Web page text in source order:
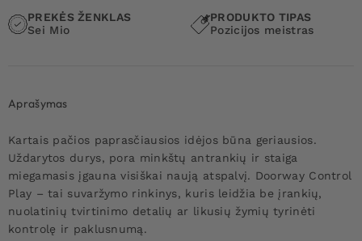
PREKĖS ŽENKLAS
Sei Mio
PRODUKTO TIPAS
Pozicijos meistras
Aprašymas
Kartais pačios paprasčiausios idėjos būna geriausios.
Uždarytos durys, pora minkštų antrankių ir staiga
miegamasis įgauna visiškai naują atspalvį. Doorway Control
Play – tai suvaržymo rinkinys, kuris leidžia be įrankių,
nuolatinių tvirtinimo detalių ar likusių žymių tyrinėti
kontrolę ir paklusnumą.